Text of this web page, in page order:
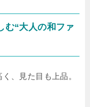
む“大人の和ファ
、見た目も上品。